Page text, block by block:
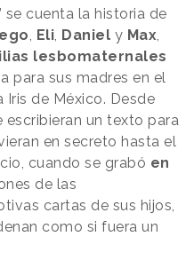
se cuenta la historia de
, Eli, Daniel y Max,
lesbomaternales
para sus madres en el
de México. Desde
escribieran un texto para
en secreto hasta el
cuando se grabó en
de las
cartas de sus hijos,
como si fuera un